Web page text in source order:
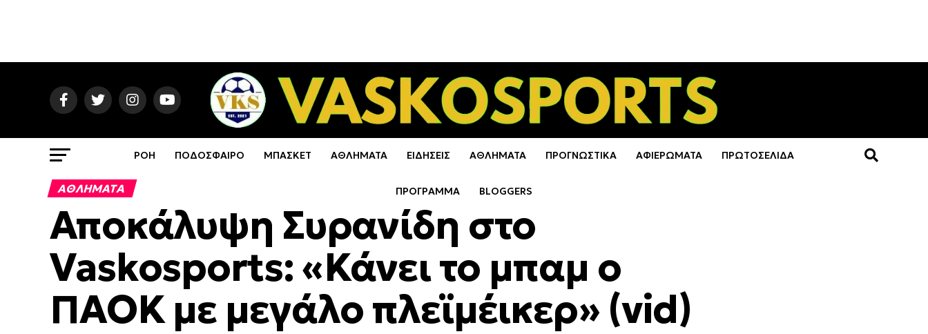
ΡΟΗ ΠΟΔΟΣΦΑΙΡΟ ΜΠΑΣΚΕΤ ΑΘΛΗΜΑΤΑ ΕΙΔΗΣΕΙΣ ΑΘΛΗΜΑΤΑ ΠΡΟΓΝΩΣΤΙΚΑ ΑΦΙΕΡΩΜΑΤΑ ΠΡΩΤΟΣΕΛΙΔΑ
ΠΡΟΓΡΑΜΜΑ BLOGGERS
ΑΘΛΗΜΑΤΑ
Αποκάλυψη Συρανίδη στο
Vaskosports: «Κάνει το μπαμ ο
ΠΑΟΚ με μεγάλο πλεϊμέικερ» (vid)